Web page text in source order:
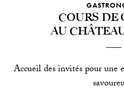
Cours de
au
Accueil des invités pour une